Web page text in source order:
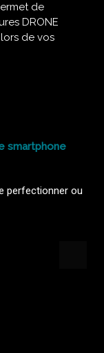
de
DRONE
de vos
smartphone
perfectionner ou